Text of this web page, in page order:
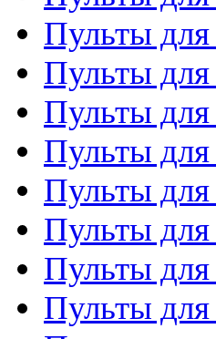
Пульты
Пульты для
Пульты
Пульты
Пульты
Пульты для
Пульты
Пульты